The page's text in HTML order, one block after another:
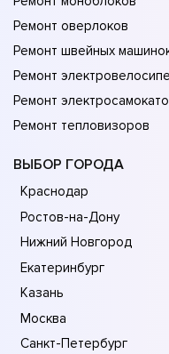
Ремонт оверлоков
Ремонт швейных
Ремонт
Ремонт
Ремонт тепловизоров
ВЫБОР ГОРОДА
Краснодар
Ростов-на-Дону
Нижний Новгород
Екатеринбург
Казань
Москва
Санкт-Петербург